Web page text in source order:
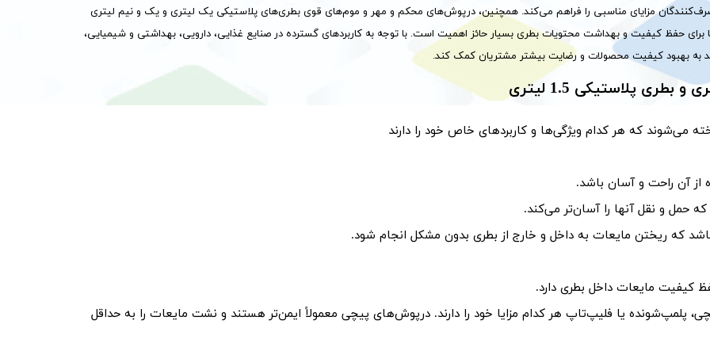
مصرف‌کنندگان مزایای مناسبی را فراهم می‌کند. همچنین، درپوش‌های محکم و مهر و موم‌های قوی بطری‌های پلاستیکی یک لیتری و یک و نیم لیتری
حفظ کیفیت و بهداشت محتویات بطری بسیار حائز اهمیت است. با توجه به کاربردهای گسترده در صنایع غذایی، دارویی، بهداشتی و شیمیایی،
به بهبود کیفیت محصولات و رضایت بیشتر مشتریان کمک کند.
می‌شوند که هر کدام ویژگی‌ها و کاربردهای خاص خود را دارند
از آن راحت و آسان باشد.
حمل و نقل آنها را آسان‌تر می‌کند.
که ریختن مایعات به داخل و خارج از بطری بدون مشکل انجام شود.
مایعات داخل بطری دارد.
پلمپ‌شونده یا فلیپ‌تاپ هر کدام مزایا خود را دارند. درپوش‌های پیچی معمولاً ایمن‌تر هستند و نشت مایعات را به حداقل